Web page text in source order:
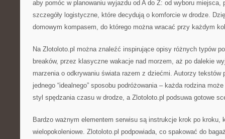
aby pomóc w planowaniu wyjazdu od A do Z: od wyboru miejsca,
szczegóły logistyczne, które decydują o komforcie w drodze.
domowym kompasem, do którego można wracać przy każdym
Na Zlotoloto.pl można znaleźć inspirujące opisy różnych typów
breaków, przez klasyczne wakacje nad morzem, aż po dalekie
marzenia o odkrywaniu świata razem z dziećmi. Autorzy tekstów
jednego “idealnego” sposobu podróżowania – każda rodzina
styl spędzania czasu w drodze, a Zlotoloto.pl podsuwa gotowe
Bardzo ważnym elementem serwisu są instrukcje krok po kroku,
wielopokoleniowe. Zlotoloto.pl podpowiada, co spakować do